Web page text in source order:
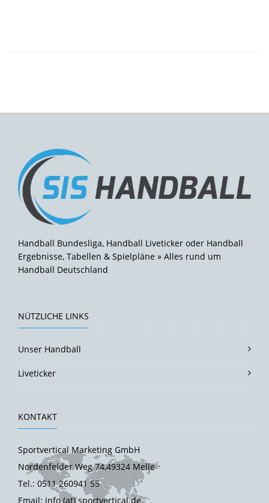
Handball Bundesliga, Handball Liveticker oder Handball
Ergebnisse, Tabellen & Spielpläne » Alles rund um
Handball Deutschland
NÜTZLICHE LINKS
Unser Handball
Liveticker
KONTAKT
Sportvertical Marketing GmbH
Nordenfelder Weg 74,49324 Melle
Tel.: 0511 260941 55
Email: info (at) sportvertical.de